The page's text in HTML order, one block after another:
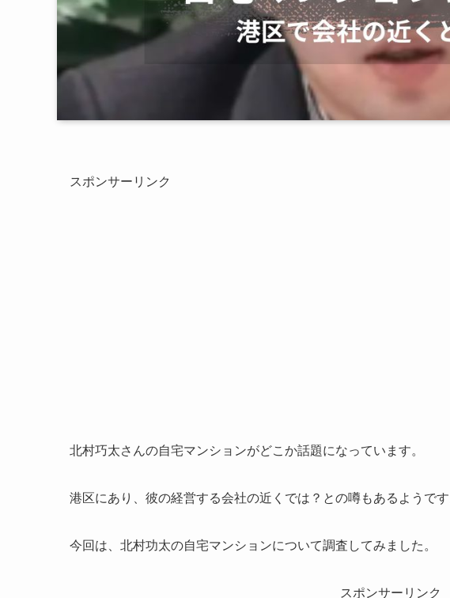
スポンサーリンク
北村巧太さんの自宅マンションがどこか話題になっています。
港区にあり、彼の経営する会社の近くでは？との噂もあるようです
今回は、北村功太の自宅マンションについて調査してみました。
スポンサーリンク